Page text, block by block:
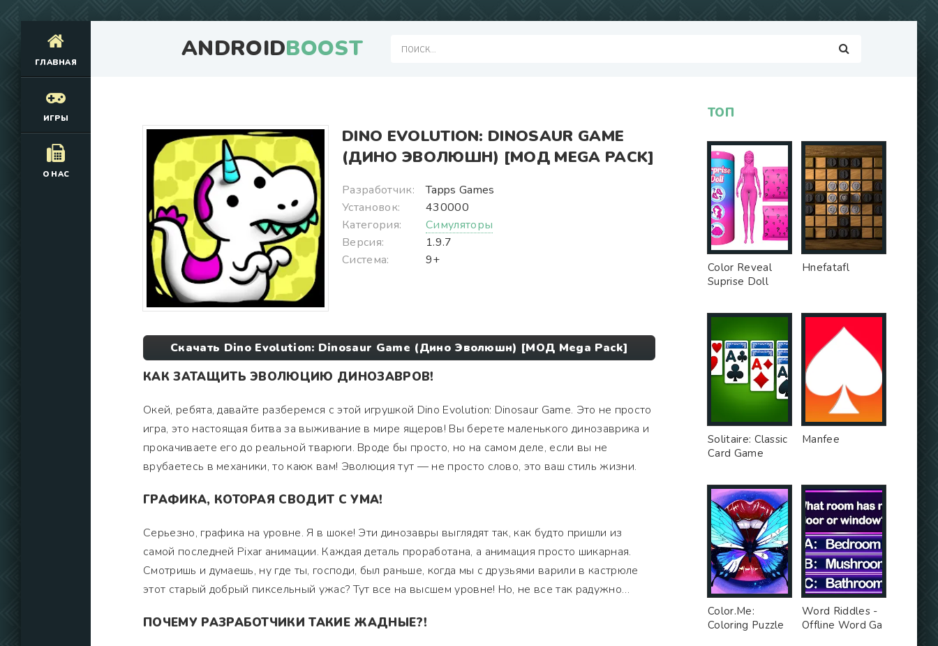
ANDROIDBOOST
ГЛАВНАЯ
ИГРЫ
О НАС
DINO EVOLUTION: DINOSAUR GAME
(ДИНО ЭВОЛЮШН) [МОД MEGA PACK]
Разработчик:
Tapps Games
Установок:
430000
Категория:
Симуляторы
Версия:
1.9.7
Система:
9+
Скачать Dino Evolution: Dinosaur Game (Дино Эволюшн) [МОД Mega Pack]
КАК ЗАТАЩИТЬ ЭВОЛЮЦИЮ ДИНОЗАВРОВ!
Окей, ребята, давайте разберемся с этой игрушкой Dino Evolution: Dinosaur Game. Это не просто
игра, это настоящая битва за выживание в мире ящеров! Вы берете маленького динозаврика и
прокачиваете его до реальной тварюги. Вроде бы просто, но на самом деле, если вы не
врубаетесь в механики, то каюк вам! Эволюция тут — не просто слово, это ваш стиль жизни.
ГРАФИКА, КОТОРАЯ СВОДИТ С УМА!
Серьезно, графика на уровне. Я в шоке! Эти динозавры выглядят так, как будто пришли из
самой последней Pixar анимации. Каждая деталь проработана, а анимация просто шикарная.
Смотришь и думаешь, ну где ты, господи, был раньше, когда мы с друзьями варили в кастрюле
этот старый добрый пиксельный ужас? Тут все на высшем уровне! Но, не все так радужно…
ПОЧЕМУ РАЗРАБОТЧИКИ ТАКИЕ ЖАДНЫЕ?!
ТОП
Color Reveal
Suprise Doll
Hnefatafl
Solitaire: Classic
Card Game
Manfee
Color.Me:
Coloring Puzzle
Word Riddles -
Offline Word Ga